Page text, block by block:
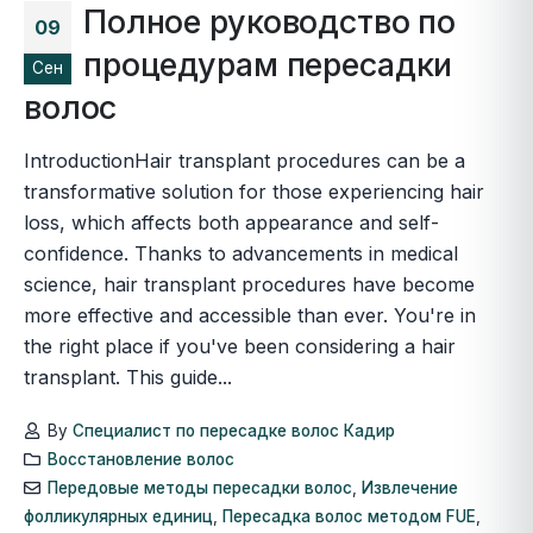
09
Сен
Полное руководство по
процедурам пересадки
волос
IntroductionHair transplant procedures can be a
transformative solution for those experiencing hair
loss, which affects both appearance and self-
confidence. Thanks to advancements in medical
science, hair transplant procedures have become
more effective and accessible than ever. You're in
the right place if you've been considering a hair
transplant. This guide...
By Специалист по пересадке волос Кадир
Восстановление волос
Передовые методы пересадки волос
Извлечение
фолликулярных единиц
Пересадка волос методом FUE